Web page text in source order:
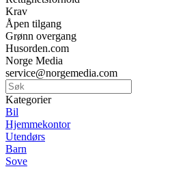
Krav
Åpen tilgang
Grønn overgang
Husorden.com
Norge Media
service@norgemedia.com
Kategorier
Bil
Hjemmekontor
Utendørs
Barn
Sove